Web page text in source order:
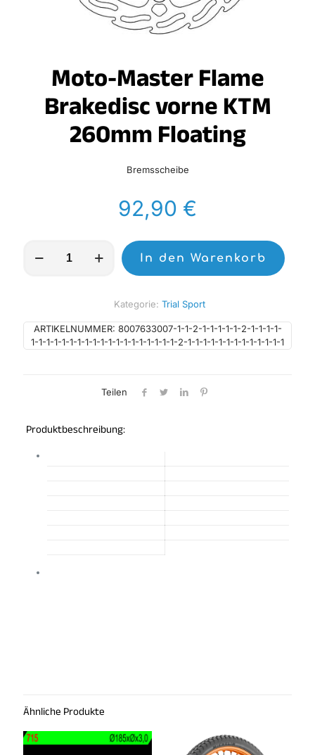
Moto-Master Flame
Brakedisc vorne KTM
260mm Floating
Bremsscheibe
92,90 €
Master
260mm
Floating
Menge
In den Warenkorb
ARTIKELNUMMER: 8007633007-1-1-2-1-1-1-1-1-2-1-1-1-1-
1-1-1-1-1-1-1-1-1-1-1-1-1-1-1-1-1-1-1-2-1-1-1-1-1-1-1-1-1-1-1-1-1
Kategorie: Trial Sport
Teilen
Produktbeschreibung:
Ähnliche Produkte